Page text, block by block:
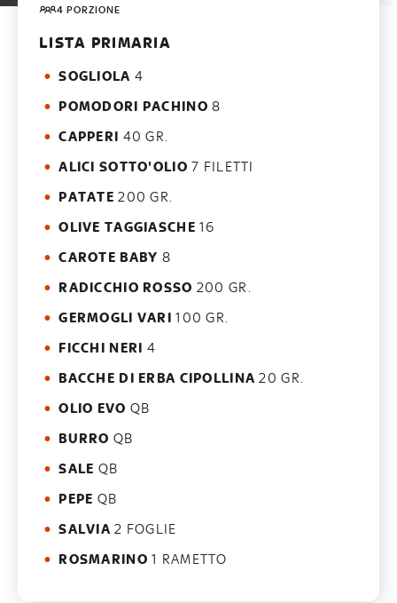
4 PORZIONE
LISTA PRIMARIA
SOGLIOLA 4
POMODORI PACHINO 8
CAPPERI 40 GR.
ALICI SOTTO'OLIO 7 FILETTI
PATATE 200 GR.
OLIVE TAGGIASCHE 16
CAROTE BABY 8
RADICCHIO ROSSO 200 GR.
GERMOGLI VARI 100 GR.
FICCHI NERI 4
BACCHE DI ERBA CIPOLLINA 20 GR.
OLIO EVO QB
BURRO QB
SALE QB
PEPE QB
SALVIA 2 FOGLIE
ROSMARINO 1 RAMETTO